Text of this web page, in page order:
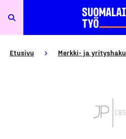
Etusivu Merkki- ja yrityshaku